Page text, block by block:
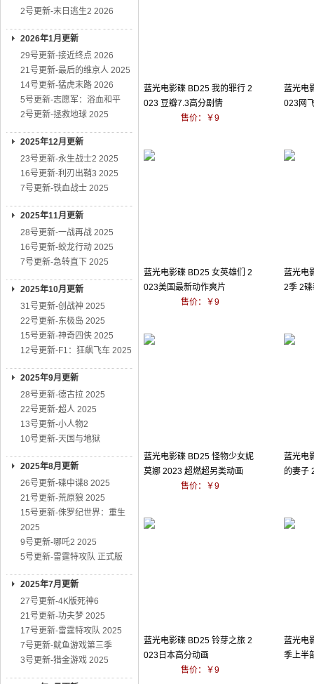
2号更新-末日逃生2 2026
2026年1月更新
29号更新-接近终点 2026
21号更新-最后的维京人 2025
14号更新-猛虎末路 2026
5号更新-志愿军：浴血和平
2号更新-拯救地球 2025
2025年12月更新
23号更新-永生战士2 2025
16号更新-利刃出鞘3 2025
7号更新-铁血战士 2025
2025年11月更新
28号更新-一战再战 2025
16号更新-蛟龙行动 2025
7号更新-急转直下 2025
2025年10月更新
31号更新-创战神 2025
22号更新-东极岛 2025
15号更新-神奇四侠 2025
12号更新-F1：狂飙飞车 2025
2025年9月更新
28号更新-德古拉 2025
22号更新-超人 2025
13号更新-小人物2
10号更新-天国与地狱
2025年8月更新
26号更新-碟中谍8 2025
21号更新-荒原狼 2025
15号更新-侏罗纪世界：重生
2025
9号更新-哪吒2 2025
5号更新-雷霆特攻队 正式版
2025年7月更新
27号更新-4K版死神6
21号更新-功夫梦 2025
17号更新-雷霆特攻队 2025
7号更新-鱿鱼游戏第三季
3号更新-猎金游戏 2025
蓝光电影碟 BD25 我的罪行 2
023 豆瓣7.3高分剧情
售价：￥9
蓝光电
023网
蓝光电影碟 BD25 女英雄们 2
023美国最新动作爽片
售价：￥9
蓝光电
2季 2
蓝光电影碟 BD25 怪物少女妮
莫娜 2023 超燃超另类动画
售价：￥9
蓝光电
的妻子
蓝光电影碟 BD25 铃芽之旅 2
023日本高分动画
售价：￥9
蓝光电
季上半